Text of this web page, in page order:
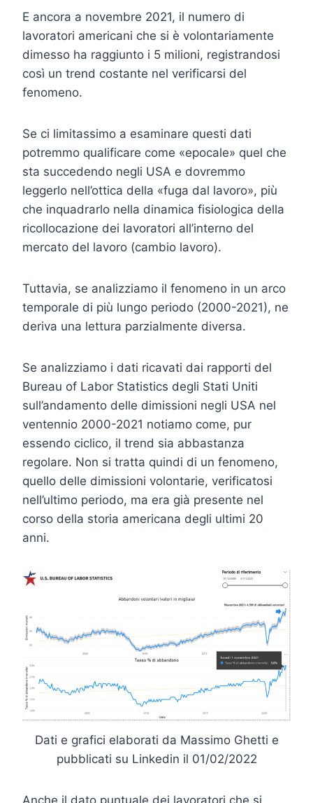
E ancora a novembre 2021, il numero di
lavoratori americani che si è volontariamente
dimesso ha raggiunto i 5 milioni, registrandosi
così un trend costante nel verificarsi del
fenomeno.
Se ci limitassimo a esaminare questi dati
potremmo qualificare come «epocale» quel che
sta succedendo negli USA e dovremmo
leggerlo nell’ottica della «fuga dal lavoro», più
che inquadrarlo nella dinamica fisiologica della
ricollocazione dei lavoratori all’interno del
mercato del lavoro (cambio lavoro).
Tuttavia, se analizziamo il fenomeno in un arco
temporale di più lungo periodo (2000-2021), ne
deriva una lettura parzialmente diversa.
Se analizziamo i dati ricavati dai rapporti del
Bureau of Labor Statistics degli Stati Uniti
sull’andamento delle dimissioni negli USA nel
ventennio 2000-2021 notiamo come, pur
essendo ciclico, il trend sia abbastanza
regolare. Non si tratta quindi di un fenomeno,
quello delle dimissioni volontarie, verificatosi
nell’ultimo periodo, ma era già presente nel
corso della storia americana degli ultimi 20
anni.
Dati e grafici elaborati da Massimo Ghetti e
pubblicati su Linkedin il 01/02/2022